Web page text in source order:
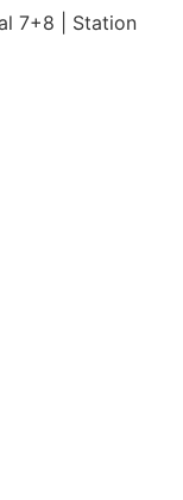
7+8 | Station